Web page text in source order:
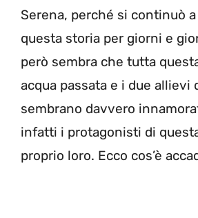
Serena, perché si continuò
questa storia per giorni e
però sembra che tutta
acqua passata e i due allievi
sembrano davvero
infatti i protagonisti di
proprio loro. Ecco cos’è